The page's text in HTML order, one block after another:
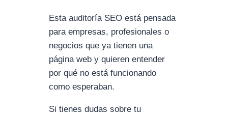
Esta auditoría SEO está pensada
para empresas, profesionales o
negocios que ya tienen una
página web y quieren entender
por qué no está funcionando
como esperaban.
Si tienes dudas sobre tu